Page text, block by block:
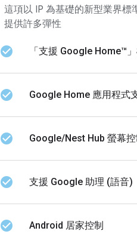
這項以 IP 為基礎的新型業界
提供許多彈性
check_circle 「支援 Google Home™
check_circle Google Home 應用程式
check_circle Google/Nest Hub 螢幕
check_circle 支援 Google 助理 (語音)
check_circle Android 居家控制